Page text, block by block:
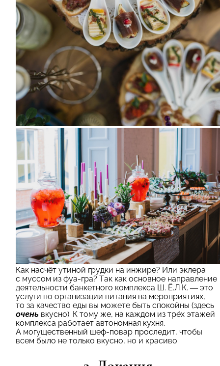
Как насчёт утиной грудки на инжире? Или эклера
с муссом из фуа-гра? Так как основное направление
деятельности банкетного комплекса Ш. Ё.Л.К. — это
услуги по организации питания на мероприятиях,
то за качество еды вы можете быть спокойны (здесь
очень вкусно). К тому же, на каждом из трёх этажей
комплекса работает автономная кухня.
А могущественный шеф-повар проследит, чтобы
всем было не только вкусно, но и красиво.